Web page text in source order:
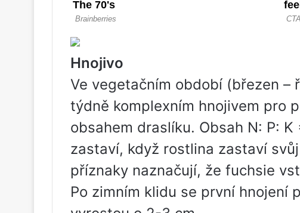
Hnojivo
Ve vegetačním období (březen –
týdně komplexním hnojivem pro
obsahem draslíku. Obsah N: P:
zastaví, když rostlina zastaví
příznaky naznačují, že fuchsie
Po zimním klidu se první hnojení